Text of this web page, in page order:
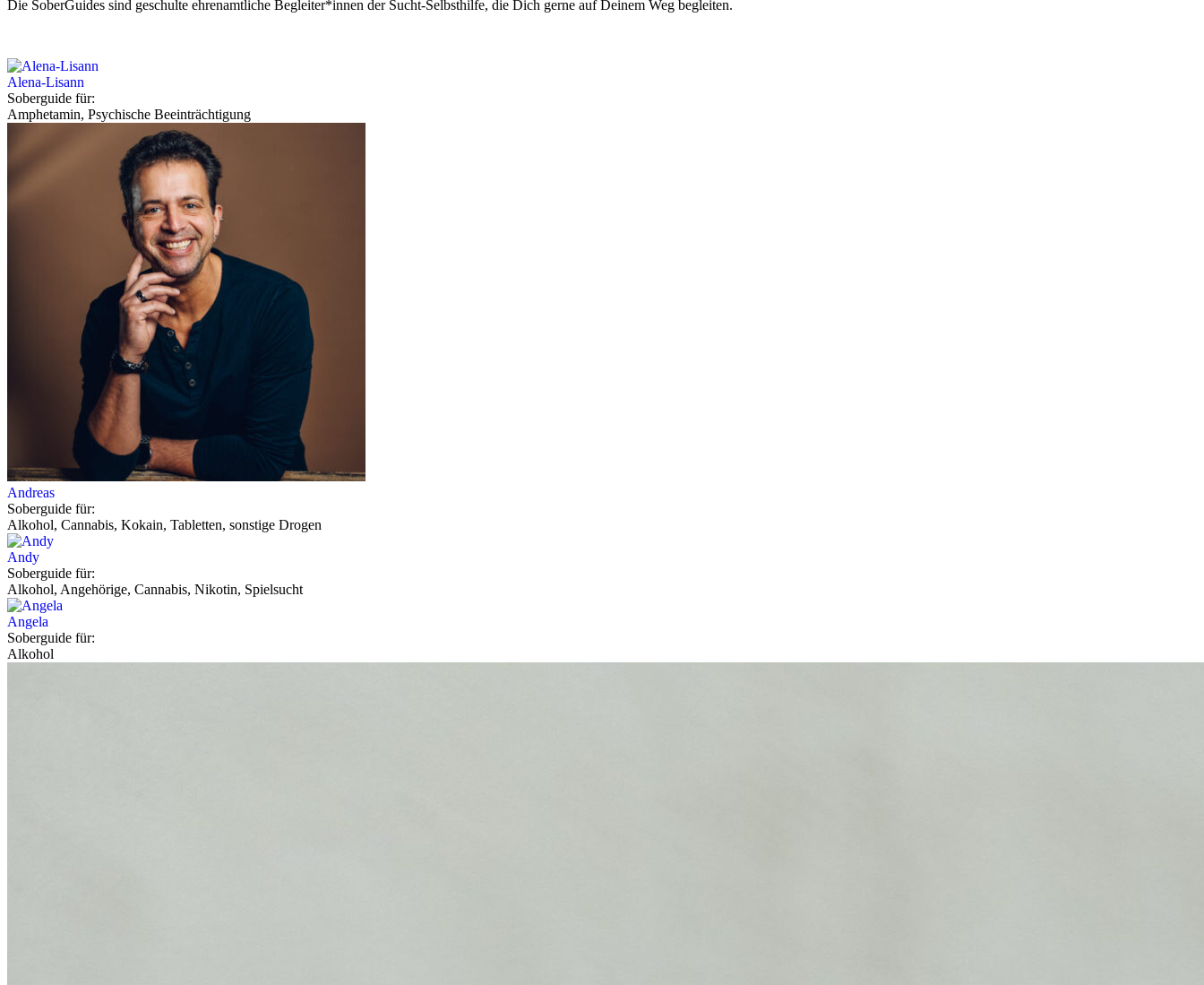
Die SoberGuides sind geschulte ehrenamtliche Begleiter*innen der Sucht-Selbsthilfe, die Dich gerne auf Deinem Weg begleiten.
Alena-Lisann
Soberguide für:
Amphetamin, Psychische Beeinträchtigung
Andreas
Soberguide für:
Alkohol, Cannabis, Kokain, Tabletten, sonstige Drogen
Andy
Soberguide für:
Alkohol, Angehörige, Cannabis, Nikotin, Spielsucht
Angela
Soberguide für:
Alkohol